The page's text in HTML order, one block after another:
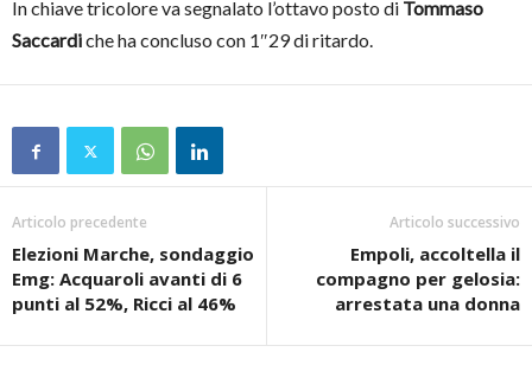
In chiave tricolore va segnalato l’ottavo posto di Tommaso
Saccardiche ha concluso con 1″29 di ritardo.
Articolo precedente
Elezioni Marche, sondaggio
Emg: Acquaroli avanti di 6
punti al 52%, Ricci al 46%
Articolo successivo
Empoli, accoltella il
compagno per gelosia:
arrestata una donna